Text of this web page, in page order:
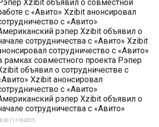
Xzibit объявил о совместной
с «Авито» Xzibit анонсировал
с «Авито»
рэпер Xzibit объявил о
сотрудничества с «Авито» Xzibit
сотрудничество с «Авито»
рамках совместного проекта Рэпер
объявил о сотрудничестве с
Xzibit анонсировал
с «Авито»
рэпер Xzibit объявил о
сотрудничества с «Авито»
| 17-10-2025